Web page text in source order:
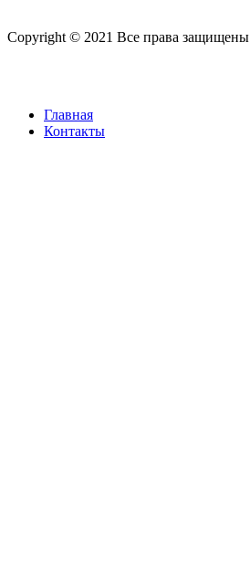
Copyright © 2021 Все права защищены
Главная
Контакты